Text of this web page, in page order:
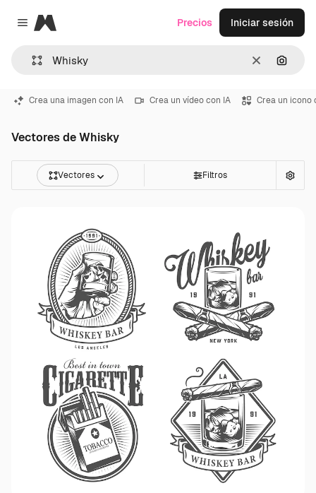
Close menu
Magnific
Borrar
Precios Iniciar sesión
Crea una imagen con IA Crea un vídeo con IA Crea un icono
Vectores de Whisky
Vectores Filtros